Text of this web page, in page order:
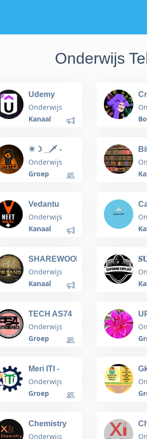
Onderwijs
Udemy
courses
discount -
Free Udemy
Courses
Coupons
Free Online
Courses
Discounted
Onli
Onderwijs
Kanaal
✴️☽ _🗡 -
𝐌𝐘𝐒𝐓𝐈𝐂𝐀 -
🪄 _ ☾✴️
Communauté
ésotérique
Onderwijs
Groep
Vedantu
NEET
Official✅
Onderwijs
Kanaal
SHAREWOOD
Onderwijs
Kanaal
TECH AS74
SUPPORT
Onderwijs
Groep
Meri ITI -
Electrician,
Apprenticeship,
Onderwijs
Groep
Chemistry
Doubts XII -
Onderwijs